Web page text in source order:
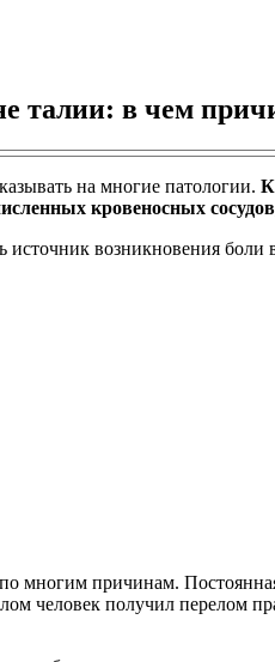
талии: в чем
на многие патологии. К
кровеносных
источник возникновения
многим причинам.
человек получил перелом